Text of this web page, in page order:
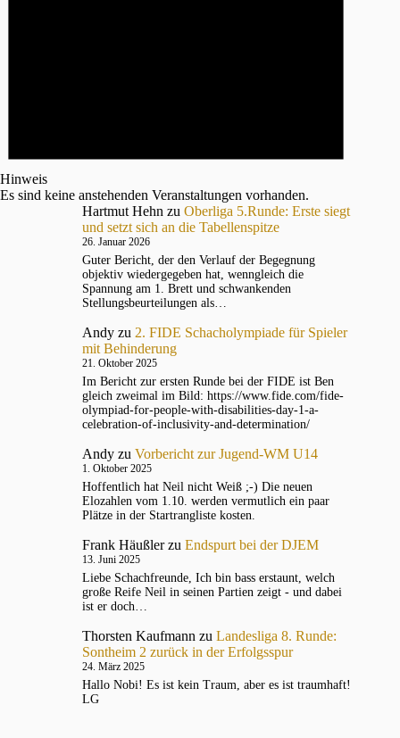
Hinweis
Es sind keine anstehenden Veranstaltungen vorhanden.
Hartmut Hehn zu Oberliga 5.Runde: Erste siegt
und setzt sich an die Tabellenspitze
26. Januar 2026
Guter Bericht, der den Verlauf der Begegnung
objektiv wiedergegeben hat, wenngleich die
Spannung am 1. Brett und schwankenden
Stellungsbeurteilungen als…
Andy zu 2. FIDE Schacholympiade für Spieler
mit Behinderung
21. Oktober 2025
Im Bericht zur ersten Runde bei der FIDE ist Ben
gleich zweimal im Bild: https://www.fide.com/fide-
olympiad-for-people-with-disabilities-day-1-a-
celebration-of-inclusivity-and-determination/
Andy zu Vorbericht zur Jugend-WM U14
1. Oktober 2025
Hoffentlich hat Neil nicht Weiß ;-) Die neuen
Elozahlen vom 1.10. werden vermutlich ein paar
Plätze in der Startrangliste kosten.
Frank Häußlerzu Endspurt bei der DJEM
13. Juni 2025
Liebe Schachfreunde, Ich bin bass erstaunt, welch
große Reife Neil in seinen Partien zeigt - und dabei
ist er doch…
Thorsten Kaufmann zu Landesliga 8. Runde:
Sontheim 2 zurück in der Erfolgsspur
24. März 2025
Hallo Nobi! Es ist kein Traum, aber es ist traumhaft!
LG